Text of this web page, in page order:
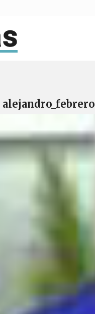
alejandro_febrero